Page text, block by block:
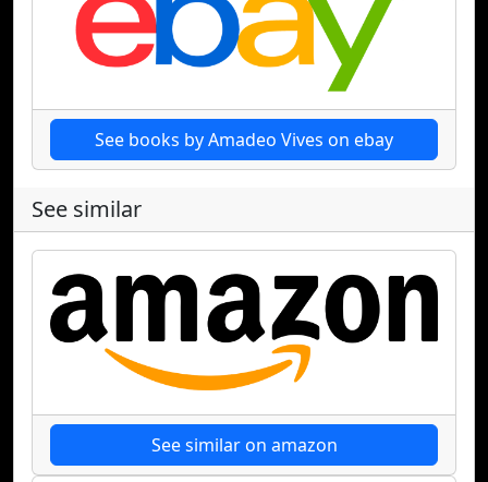
See books by Amadeo Vives on ebay
See similar
See similar on amazon